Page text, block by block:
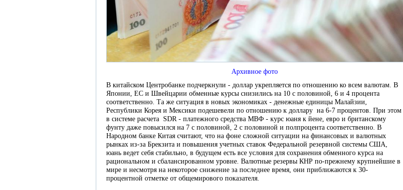
Архивное фото
В китайском Центробанке подчеркнули - доллар укрепляется по отношению ко всем валютам. В
Японии, ЕС и Швейцарии обменные курсы снизились на 10 с половиной, 6 и 4 процента
соответственно. Та же ситуация в новых экономиках - денежные единицы Малайзии,
Республики Корея и Мексики подешевели по отношению к доллару на 6-7 процентов. При этом
в системе расчета SDR - платежного средства МВФ - курс юаня к йене, евро и британскому
фунту даже повысился на 7 с половиной, 2 с половиной и полпроцента соответственно. В
Народном банке Китая считают, что на фоне сложной ситуации на финансовых и валютных
рынках из-за Брекзита и повышения учетных ставок Федеральной резервной системы США,
юань ведет себя стабильно, в будущем есть все условия для сохранения обменного курса на
рациональном и сбалансированном уровне. Валютные резервы КНР по-прежнему крупнейшие в
мире и несмотря на некоторое снижение за последнее время, они приближаются к 30-
процентной отметке от общемирового показателя.